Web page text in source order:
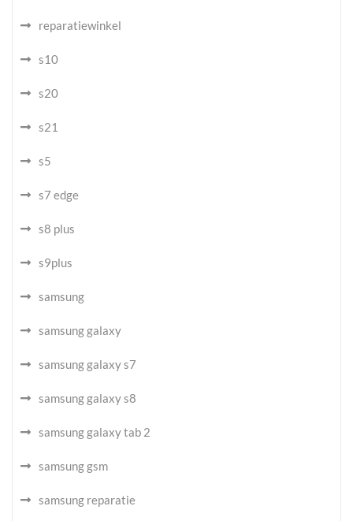
reparatiewinkel
s10
s20
s21
s5
s7 edge
s8 plus
s9plus
samsung
samsung galaxy
samsung galaxy s7
samsung galaxy s8
samsung galaxy tab 2
samsung gsm
samsung reparatie